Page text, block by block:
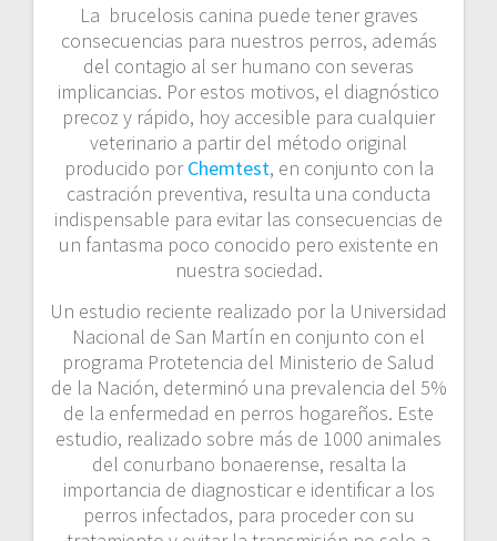
La brucelosis canina puede tener graves
consecuencias para nuestros perros, además
del contagio al ser humano con severas
implicancias. Por estos motivos, el diagnóstico
precoz y rápido, hoy accesible para cualquier
veterinario a partir del método original
producido porChemtest, en conjunto con la
castración preventiva, resulta una conducta
indispensable para evitar las consecuencias de
un fantasma poco conocido pero existente en
nuestra sociedad.
Un estudio reciente realizado por la Universidad
Nacional de San Martín en conjunto con el
programa Protetencia del Ministerio de Salud
de la Nación, determinó una prevalencia del 5%
de la enfermedad en perros hogareños. Este
estudio, realizado sobre más de 1000 animales
del conurbano bonaerense, resalta la
importancia de diagnosticar e identificar a los
perros infectados, para proceder con su